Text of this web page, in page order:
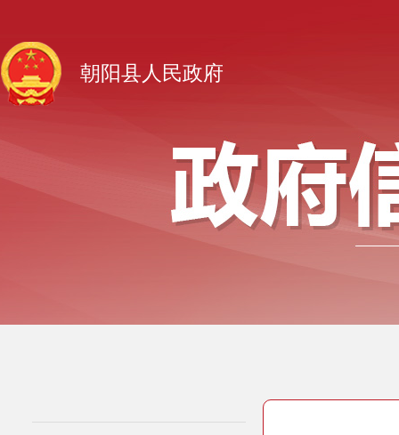
朝阳县人民政府